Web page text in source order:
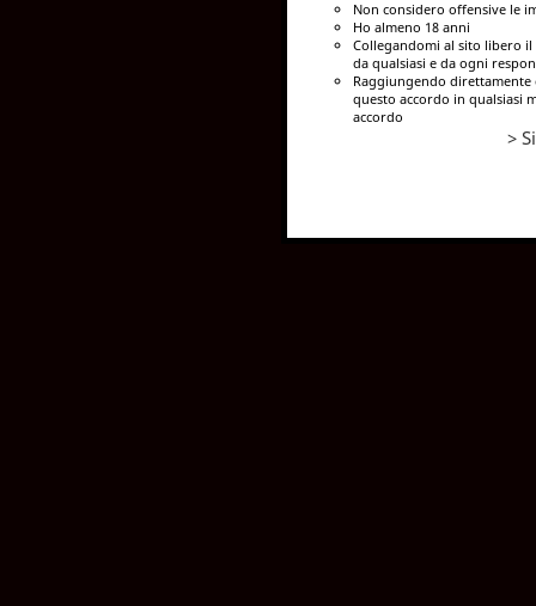
Non considero offensive le
Ho almeno 18 anni
Collegandomi al sito libero
da qualsiasi e da ogni
Raggiungendo
questo accordo in qualsiasi
accordo
> Si